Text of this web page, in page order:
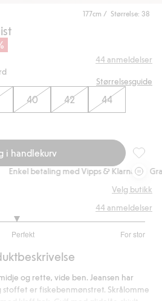
177cm / Størrelse: 38
44anmeldelser
Størrelsesguide
40 42 44
i handlekurv
Wide
Enkel betaling med Vipps & Klarna
Velg butikk
Perfekt For stor
44anmeldelser
og rette, vide ben. Jeansen har
stoffet er fiskebenmønstret. Skrålomme